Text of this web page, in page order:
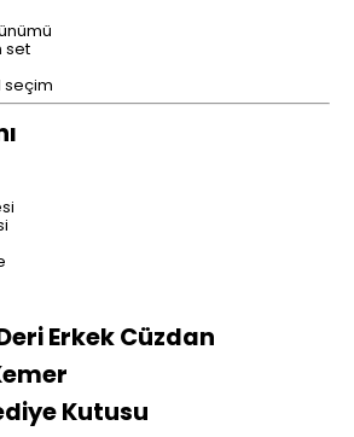
set
seçim
Erkek Cüzdan
Kutusu